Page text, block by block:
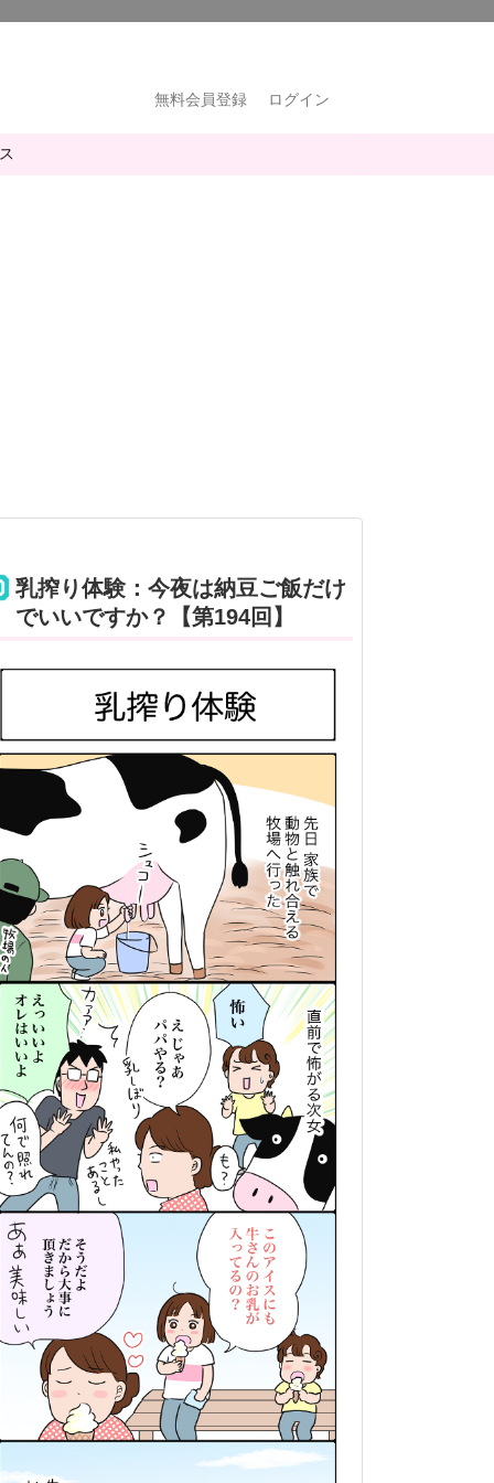
無料会員登録 ログイン
乳搾り体験：今夜は納豆ご飯だけ
でいいですか？【第194回】